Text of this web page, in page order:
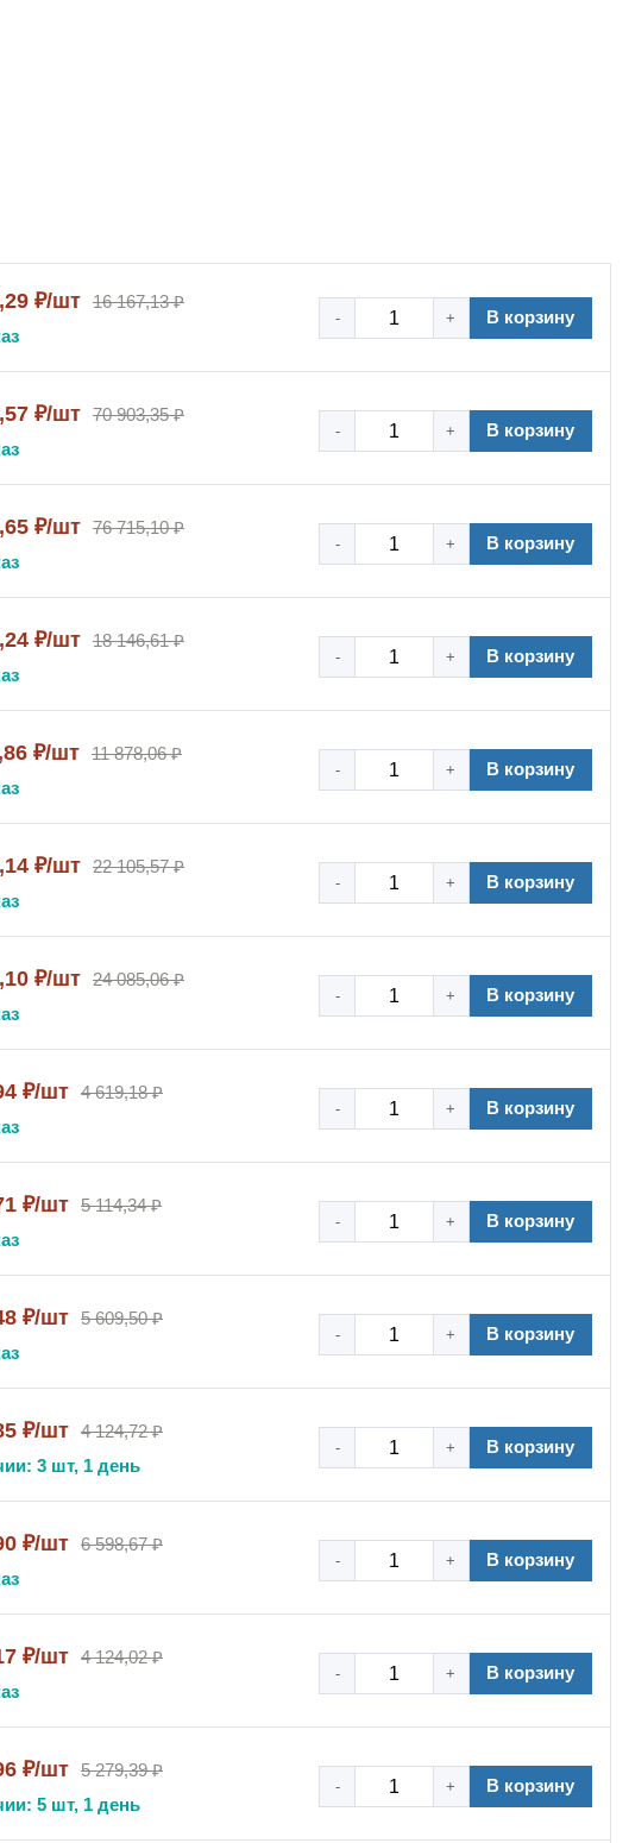
₽/шт 16 167,13 ₽
- + В корзину
₽/шт 70 903,35 ₽
- + В корзину
₽/шт 76 715,10 ₽
- + В корзину
₽/шт 18 146,61 ₽
- + В корзину
₽/шт 11 878,06 ₽
- + В корзину
₽/шт 22 105,57 ₽
- + В корзину
₽/шт 24 085,06 ₽
- + В корзину
₽/шт 4 619,18 ₽
- + В корзину
₽/шт 5 114,34 ₽
- + В корзину
₽/шт 5 609,50 ₽
- + В корзину
₽/шт 4 124,72 ₽
3 шт, 1 день
- + В корзину
₽/шт 6 598,67 ₽
- + В корзину
₽/шт 4 124,02 ₽
- + В корзину
₽/шт 5 279,39 ₽
5 шт, 1 день
- + В корзину